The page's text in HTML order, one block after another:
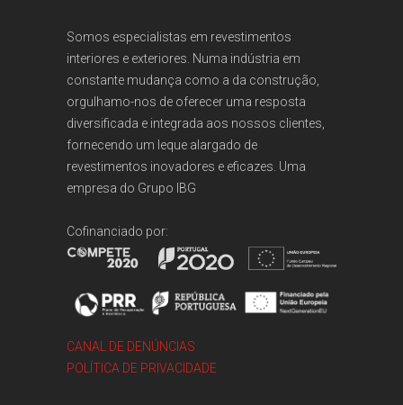
Somos especialistas em revestimentos
interiores e exteriores. Numa indústria em
constante mudança como a da construção,
orgulhamo-nos de oferecer uma resposta
diversificada e integrada aos nossos clientes,
fornecendo um leque alargado de
revestimentos inovadores e eficazes. Uma
empresa do Grupo IBG
Cofinanciado por:
CANAL DE DENÚNCIAS
POLÍTICA DE PRIVACIDADE